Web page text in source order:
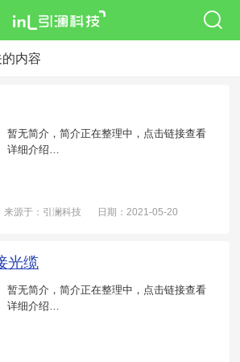
内容
暂无简介，简介正在整理中，点击链接查看
详细介绍…
来源于：引澜科技 日期：2021-05-20
光缆
暂无简介，简介正在整理中，点击链接查看
详细介绍…